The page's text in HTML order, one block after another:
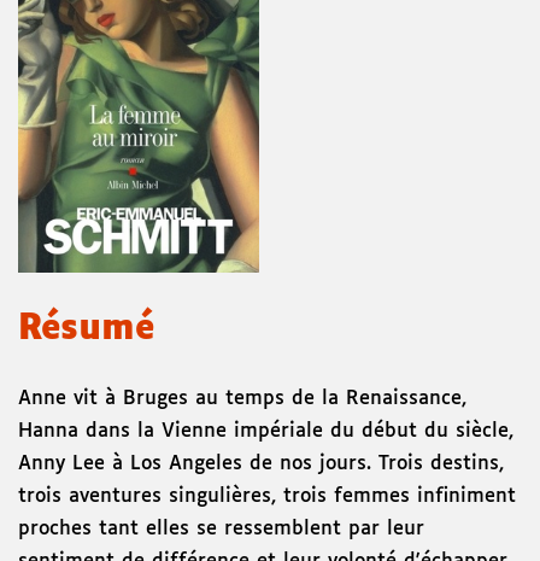
Résumé
Anne vit à Bruges au temps de la Renaissance,
Hanna dans la Vienne impériale du début du siècle,
Anny Lee à Los Angeles de nos jours. Trois destins,
trois aventures singulières, trois femmes infiniment
proches tant elles se ressemblent par leur